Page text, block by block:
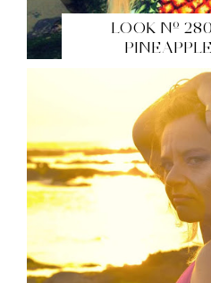
LOOK Nº